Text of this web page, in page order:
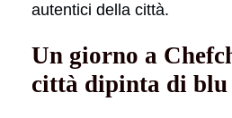
autentici della città.
Un giorno a
città dipinta di blu